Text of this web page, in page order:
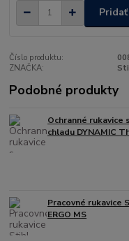
Číslo produktu:
ZNAČKA:
Podobné produkty
Ochranné rukavice
chladu DYNAMIC
Pracovné rukavice
ERGO MS